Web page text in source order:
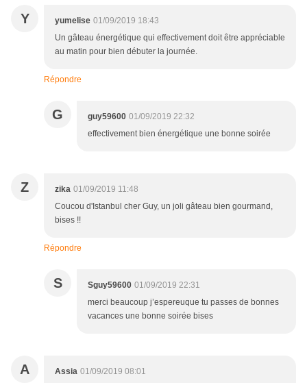
Y yumelise 01/09/2019 18:43
Un gâteau énergétique qui effectivement doit être appréciable
au matin pour bien débuter la journée.
Répondre
G guy59600 01/09/2019 22:32
effectivement bien énergétique une bonne soirée
Z zika 01/09/2019 11:48
Coucou d'Istanbul cher Guy, un joli gâteau bien gourmand,
bises !!
Répondre
S Sguy59600 01/09/2019 22:31
merci beaucoup j’espereuque tu passes de bonnes
vacances une bonne soirée bises
A Assia 01/09/2019 08:01